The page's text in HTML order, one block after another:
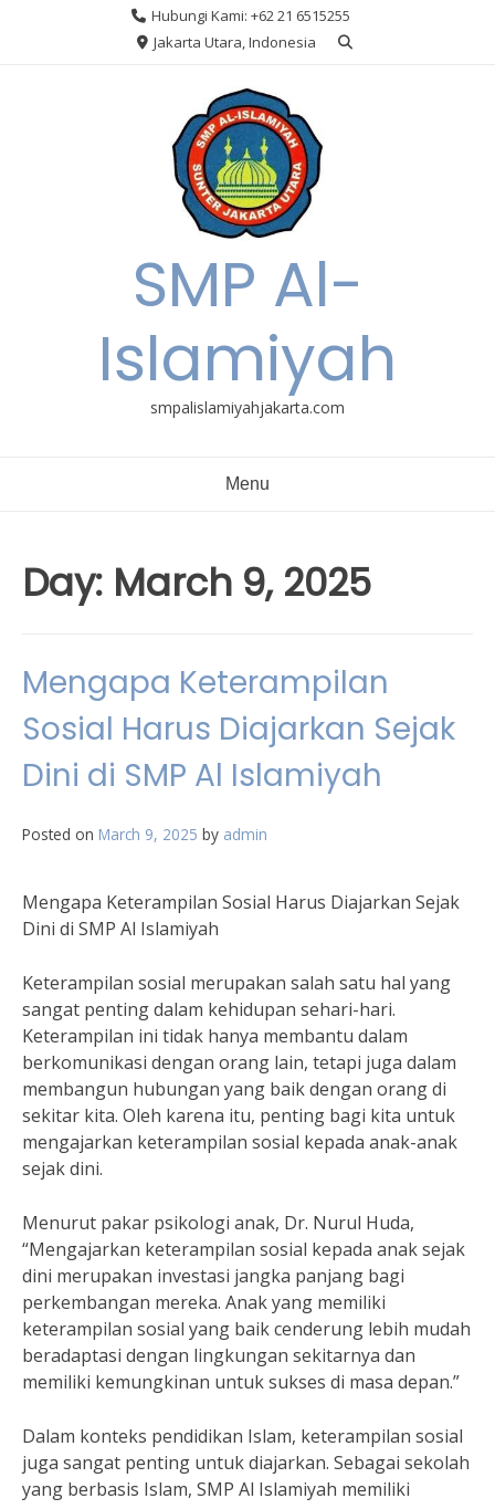
Hubungi Kami: +62 21 6515255
Jakarta Utara, Indonesia
SMP Al-
Islamiyah
smpalislamiyahjakarta.com
Menu
Day: March 9, 2025
Mengapa Keterampilan
Sosial Harus Diajarkan Sejak
Dini di SMP Al Islamiyah
Posted on March 9, 2025 by admin
Mengapa Keterampilan Sosial Harus Diajarkan Sejak
Dini di SMP Al Islamiyah
Keterampilan sosial merupakan salah satu hal yang
sangat penting dalam kehidupan sehari-hari.
Keterampilan ini tidak hanya membantu dalam
berkomunikasi dengan orang lain, tetapi juga dalam
membangun hubungan yang baik dengan orang di
sekitar kita. Oleh karena itu, penting bagi kita untuk
mengajarkan keterampilan sosial kepada anak-anak
sejak dini.
Menurut pakar psikologi anak, Dr. Nurul Huda,
“Mengajarkan keterampilan sosial kepada anak sejak
dini merupakan investasi jangka panjang bagi
perkembangan mereka. Anak yang memiliki
keterampilan sosial yang baik cenderung lebih mudah
beradaptasi dengan lingkungan sekitarnya dan
memiliki kemungkinan untuk sukses di masa depan.”
Dalam konteks pendidikan Islam, keterampilan sosial
juga sangat penting untuk diajarkan. Sebagai sekolah
yang berbasis Islam, SMP Al Islamiyah memiliki